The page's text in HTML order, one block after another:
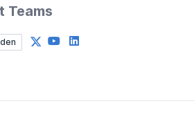
Teams
X YouTubeLinkedIn